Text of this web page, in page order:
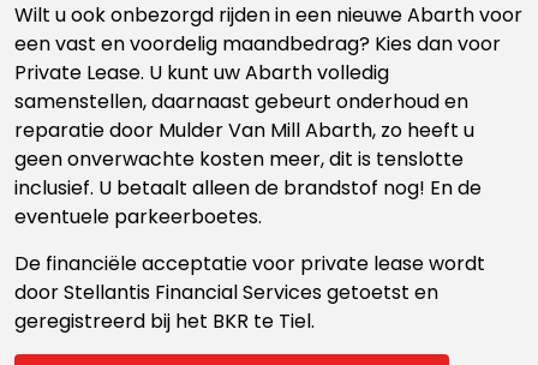
Wilt u ook onbezorgd rijden in een nieuwe Abarth voor
een vast en voordelig maandbedrag? Kies dan voor
Private Lease. U kunt uw Abarth volledig
samenstellen, daarnaast gebeurt onderhoud en
reparatie door Mulder Van Mill Abarth, zo heeft u
geen onverwachte kosten meer, dit is tenslotte
inclusief. U betaalt alleen de brandstof nog! En de
eventuele parkeerboetes.
De financiële acceptatie voor private lease wordt
door Stellantis Financial Services getoetst en
geregistreerd bij het BKR te Tiel.